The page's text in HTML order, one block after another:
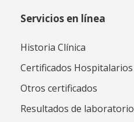
Servicios en línea
Historia Clínica
Certificados Hospitalarios
Otros certificados
Resultados de laboratorio